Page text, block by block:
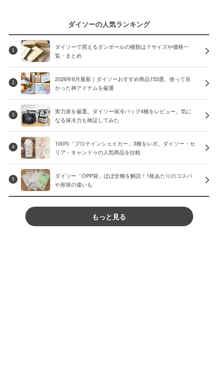
ダイソーの人気ランキング
1
ダイソーで買えるダンボールの種類は？サイズや価格一
覧・まとめ
2
2026年8月最新｜ダイソーおすすめ商品153選。使って良
かった神アイテムを厳選
3
実力派を厳選。ダイソー保冷バッグ4種をレビュー。気に
なる保冷力も検証してみた
4
100均「プロテインシェイカー」3種をレポ。ダイソー・セ
リア・キャンドゥの人気商品を比較
5
ダイソー「OPP袋」ほぼ全種を解説！1枚あたりのコスパ
や形状の違いも
もっと見る